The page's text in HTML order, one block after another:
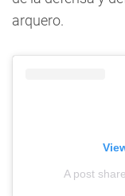
arquero.
A post